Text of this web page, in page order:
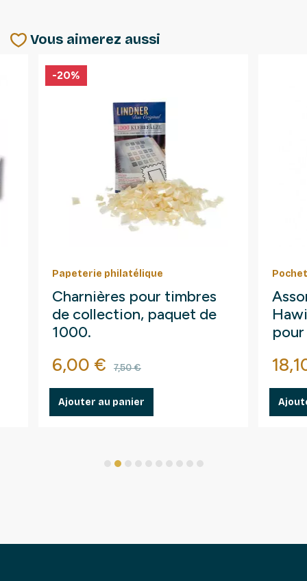
Vous aimerez aussi
Papeterie philatélique
Charnières pour timbres
de collection, paquet de
1000.
Prix
6,00 € Prix de base
7,50 €
-20%
Ajouter au panier
Prix